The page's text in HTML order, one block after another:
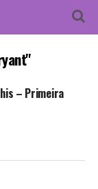
– Primeira